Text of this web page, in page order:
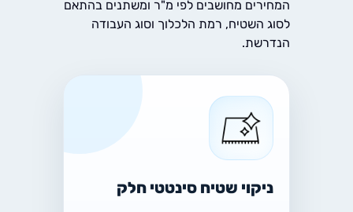
המחירים מחושבים לפי מ"ר ומשתנים בהתאם
לסוג השטיח, רמת הלכלוך וסוג העבודה
הנדרשת.
ניקוי שטיח סינטטי חלק